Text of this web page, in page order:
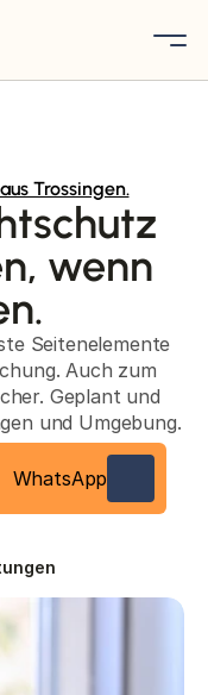
Trossingen.
wenn
Seitenelemente
Auch zum
Geplant und
und Umgebung.
WhatsApp